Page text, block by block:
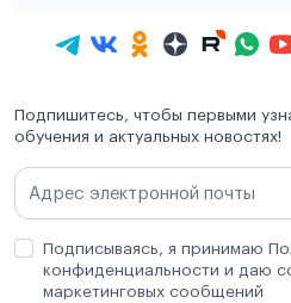
Подпишитесь, чтобы первыми
обучения и актуальных новостях!
Подписываясь, я принимаю
конфиденциальности и даю
маркетинговых сообщений